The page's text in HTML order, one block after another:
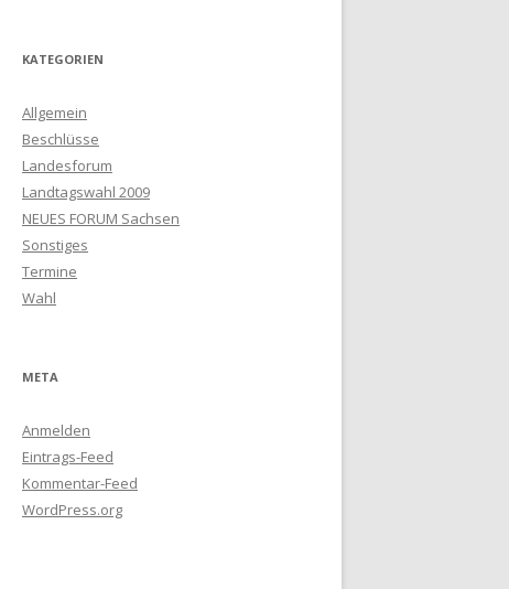
KATEGORIEN
Allgemein
Beschlüsse
Landesforum
Landtagswahl 2009
NEUES FORUM Sachsen
Sonstiges
Termine
Wahl
META
Anmelden
Eintrags-Feed
Kommentar-Feed
WordPress.org